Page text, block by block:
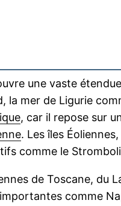
une vaste
la mer de Ligurie
, car il repose sur
. Les îles
comme le
de Toscane, du
comme